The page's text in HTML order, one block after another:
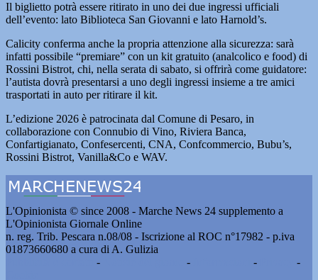
Il biglietto potrà essere ritirato in uno dei due ingressi ufficiali
dell’evento: lato Biblioteca San Giovanni e lato Harnold’s.
Calicity conferma anche la propria attenzione alla sicurezza: sarà
infatti possibile “premiare” con un kit gratuito (analcolico e food) di
Rossini Bistrot, chi, nella serata di sabato, si offrirà come guidatore:
l’autista dovrà presentarsi a uno degli ingressi insieme a tre amici
trasportati in auto per ritirare il kit.
L’edizione 2026 è patrocinata dal Comune di Pesaro, in
collaborazione con Connubio di Vino, Riviera Banca,
Confartigianato, Confesercenti, CNA, Confcommercio, Bubu’s,
Rossini Bistrot, Vanilla&Co e WAV.
L'Opinionista © since 2008 - Marche News 24 supplemento a
L'Opinionista Giornale Online
n. reg. Trib. Pescara n.08/08 - Iscrizione al ROC n°17982 - p.iva
01873660680 a cura di A. Gulizia
- - -
-